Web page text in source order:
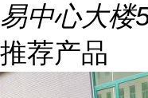
易中心大楼
推荐产品